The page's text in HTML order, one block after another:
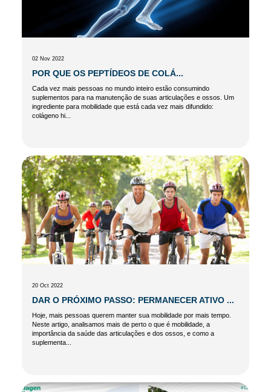
02 Nov 2022
POR QUE OS PEPTÍDEOS DE COLÁ...
Cada vez mais pessoas no mundo inteiro estão consumindo
suplementos para na manutenção de suas articulações e ossos. Um
ingrediente para mobilidade que está cada vez mais difundido:
colágeno hi...
20 Oct 2022
DAR O PRÓXIMO PASSO: PERMANECER ATIVO ...
Hoje, mais pessoas querem manter sua mobilidade por mais tempo.
Neste artigo, analisamos mais de perto o que é mobilidade, a
importância da saúde das articulações e dos ossos, e como a
suplementa...